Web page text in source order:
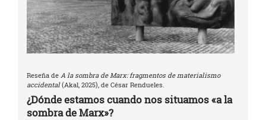
Reseña de A la sombra de Marx: fragmentos de materialismo
accidental(Akal, 2025), de César Rendueles.
¿Dónde estamos cuando nos situamos «a la
sombra de Marx»?